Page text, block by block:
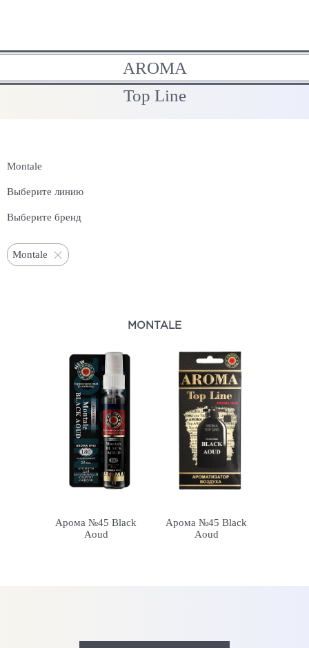
AROMA
Top Line
Montale
Выберите линию
Выберите бренд
Montale
MONTALE
Арома №45 Black
Aoud
Арома №45 Black
Aoud